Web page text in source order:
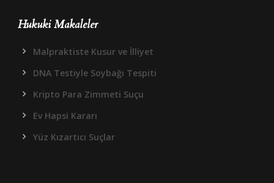
Hukuki Makaleler
Malpraktiste Kusur ve İlliyet
DNA Testiyle Soybağı Tespiti
Kripto Para Zimmeti Suçu
Ev Hapsi Kararı
Yüz Kızartıcı Suçlar